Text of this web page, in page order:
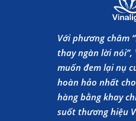
Với phương châm
thay ngàn lời nói”,
muốn đem lại nụ
hoàn hảo nhất
hàng bằng khay
suốt thương hiệu